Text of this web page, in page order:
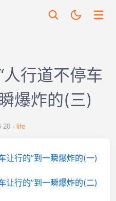
行道不停车
爆炸的(三)
20 life
让行的”到一瞬爆炸的(一)
让行的”到一瞬爆炸的(二)